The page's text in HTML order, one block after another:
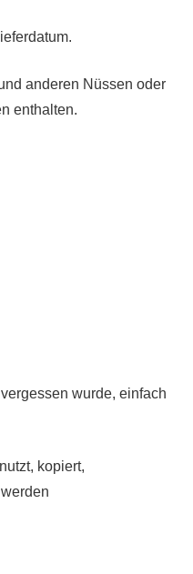
anderen Nüssen oder
enthalten.
wurde, einfach
kopiert,